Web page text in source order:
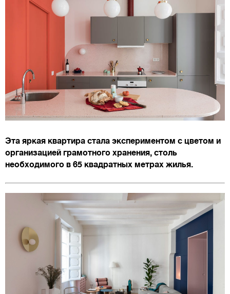
Эта яркая квартира стала экспериментом с цветом и
организацией грамотного хранения, столь
необходимого в 65 квадратных метрах жилья.